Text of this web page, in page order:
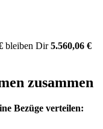
bleiben Dir5.560,06 €
zusammen
Bezüge verteilen: